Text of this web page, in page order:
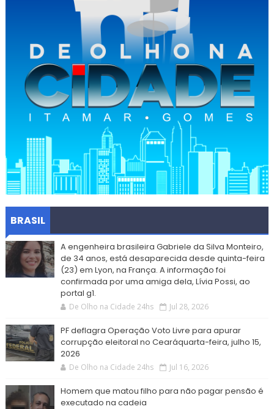
BRASIL
A engenheira brasileira Gabriele da Silva Monteiro,
de 34 anos, está desaparecida desde quinta-feira
(23) em Lyon, na França. A informação foi
confirmada por uma amiga dela, Lívia Possi, ao
portal g1.
De Olho na Cidade 24hs Jul 28, 2026
PF deflagra Operação Voto Livre para apurar
corrupção eleitoral no Cearáquarta-feira, julho 15,
2026
De Olho na Cidade 24hs Jul 16, 2026
Homem que matou filho para não pagar pensão é
executado na cadeia